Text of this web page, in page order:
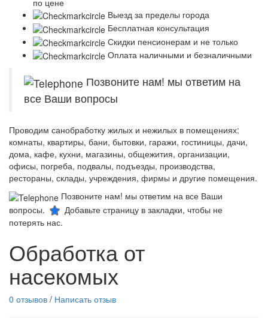
Выезд за пределы города
Бесплатная консультация
Скидки пенсионерам и не только
Оплата наличными и безналичными
Позвоните нам! мы ответим на
все Ваши вопросы
Проводим санобработку жилых и нежилых в помещениях:
комнаты, квартиры, бани, бытовки, гаражи, гостиницы, дачи,
дома, кафе, кухни, магазины, общежития, организации,
офисы, погреба, подвалы, подъезды, производства,
рестораны, склады, учреждения, фирмы и другие помещения.
Позвоните нам! мы ответим на все Ваши
вопросы.
Добавьте страницу в закладки, чтобы не
потерять нас.
Обработка от
насекомых
0 отзывов / Написать отзыв